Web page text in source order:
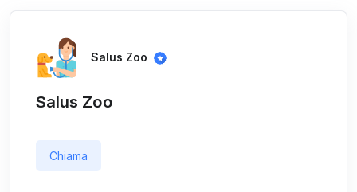
Salus Zoo
Salus Zoo
Chiama